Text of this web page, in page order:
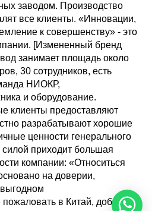
заводом. Производство
все клиенты. «Инновации,
к совершенству» - это
[Измененный бренд
занимает площадь около
30 сотрудников, есть
НИОКР,
и оборудование.
клиенты предоставляют
разрабатывают хорошие
ценности генерального
приходит большая
компании: «Относиться
на доверии,
в Китай, добро